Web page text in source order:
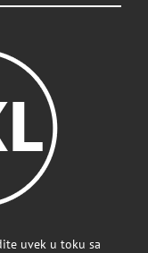
uvek u toku sa